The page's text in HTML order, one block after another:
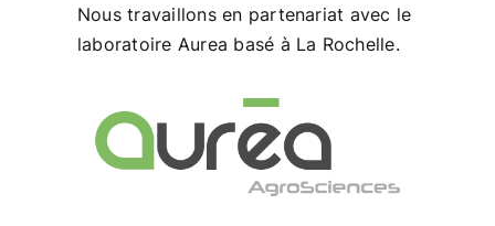
Nous travaillons en partenariat avec le
laboratoire Aurea basé à La Rochelle.